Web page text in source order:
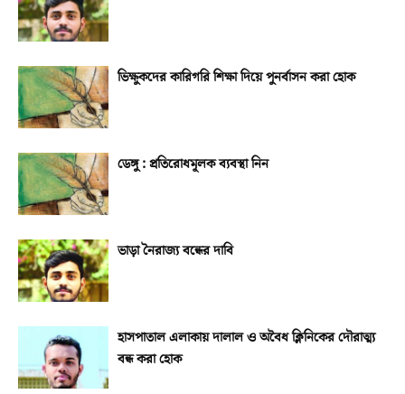
ভিক্ষুকদের কারিগরি শিক্ষা দিয়ে পুনর্বাসন করা হোক
ডেঙ্গু : প্রতিরোধমূলক ব্যবস্থা নিন
ভাড়া নৈরাজ্য বন্ধের দাবি
হাসপাতাল এলাকায় দালাল ও অবৈধ ক্লিনিকের দৌরাত্ম্য
বন্ধ করা হোক